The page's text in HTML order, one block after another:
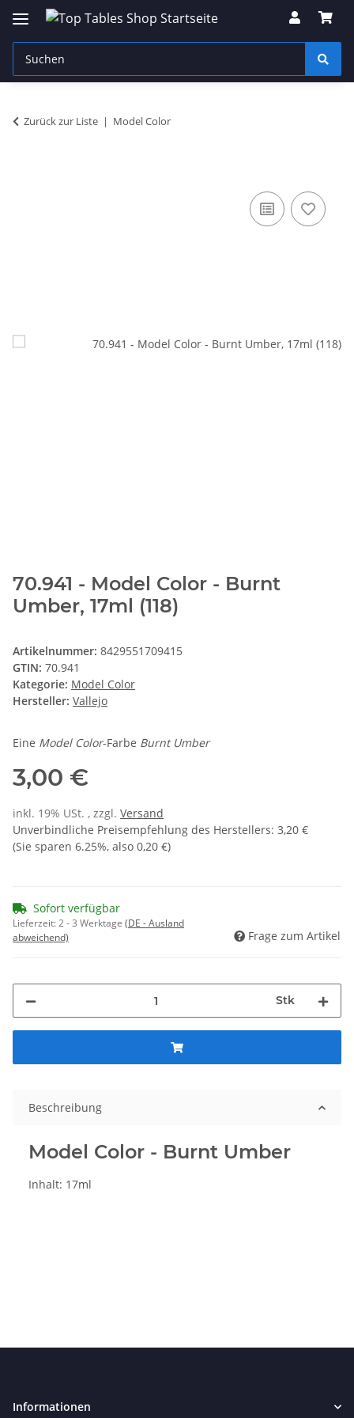
Zurück zur Liste Model Color
70.941 - Model Color - Burnt
Umber, 17ml (118)
Artikelnummer: 8429551709415
GTIN: 70.941
Kategorie: Model Color
Hersteller: Vallejo
Eine Model Color-Farbe Burnt Umber
3,00 €
inkl. 19% USt. , zzgl. Versand
Unverbindliche Preisempfehlung des Herstellers: 3,20 €
(Sie sparen 6.25%, also 0,20 €)
Sofort verfügbar
Lieferzeit:2 - 3 Werktage (DE - Ausland
abweichend)
Frage zum Artikel
Stk
Beschreibung
Model Color - Burnt Umber
Inhalt: 17ml
Informationen